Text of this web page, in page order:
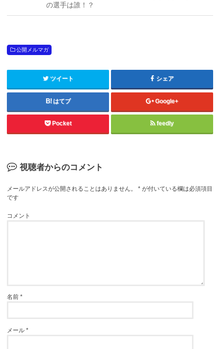
の選手は誰！？
公開メルマガ
ツイート シェア
はてブ Google+
Pocket feedly
視聴者からのコメント
メールアドレスが公開されることはありません。 * が付いている欄は必須項目
です
コメント
名前*
メール*